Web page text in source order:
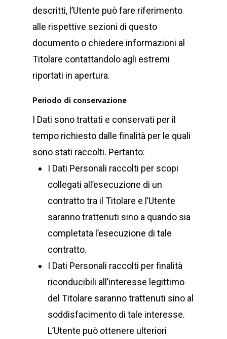
descritti, l’Utente può fare riferimento
alle rispettive sezioni di questo
documento o chiedere informazioni al
Titolare contattandolo agli estremi
riportati in apertura.
Periodo di conservazione
I Dati sono trattati e conservati per il
tempo richiesto dalle finalità per le quali
sono stati raccolti. Pertanto:
I Dati Personali raccolti per scopi
collegati all’esecuzione di un
contratto tra il Titolare e l’Utente
saranno trattenuti sino a quando sia
completata l’esecuzione di tale
contratto.
I Dati Personali raccolti per finalità
riconducibili all’interesse legittimo
del Titolare saranno trattenuti sino al
soddisfacimento di tale interesse.
L’Utente può ottenere ulteriori